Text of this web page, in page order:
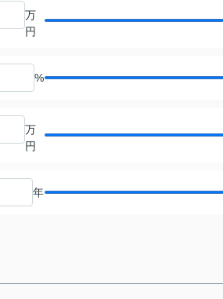
万
円
%
万
円
年